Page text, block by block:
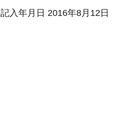
記入年月日 2016年8月12日